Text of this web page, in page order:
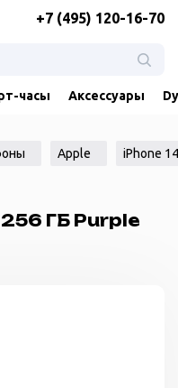
+7 (495) 120-16-70
часы Аксессуары
Apple iPhone
ГБ Purple